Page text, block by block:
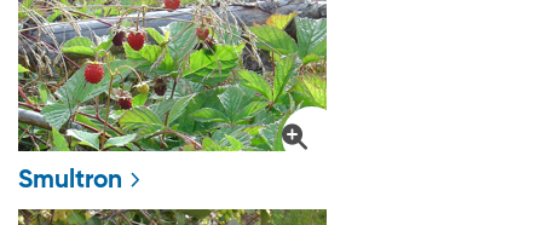
Smultron